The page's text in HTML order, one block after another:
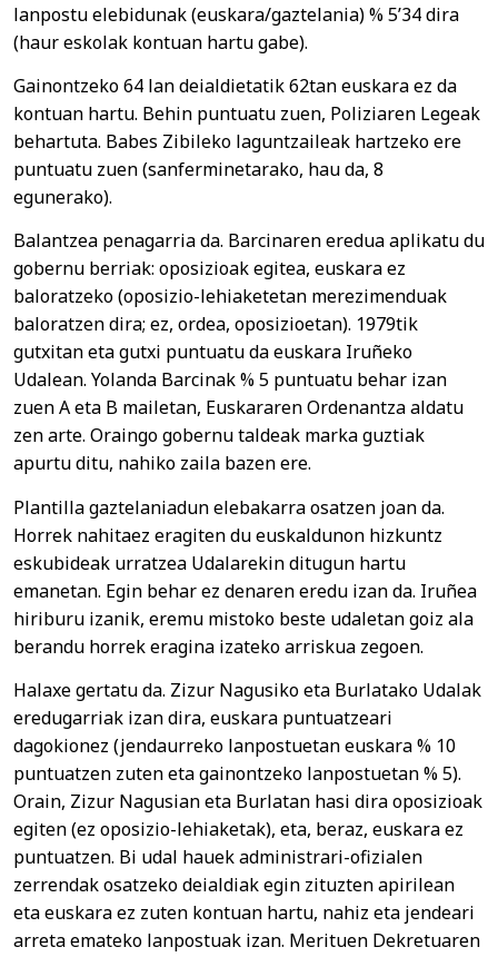
lanpostu elebidunak (euskara/gaztelania) % 5’34 dira
(haur eskolak kontuan hartu gabe).
Gainontzeko 64 lan deialdietatik 62tan euskara ez da
kontuan hartu. Behin puntuatu zuen, Poliziaren Legeak
behartuta. Babes Zibileko laguntzaileak hartzeko ere
puntuatu zuen (sanferminetarako, hau da, 8
egunerako).
Balantzea penagarria da. Barcinaren eredua aplikatu du
gobernu berriak: oposizioak egitea, euskara ez
baloratzeko (oposizio-lehiaketetan merezimenduak
baloratzen dira; ez, ordea, oposizioetan). 1979tik
gutxitan eta gutxi puntuatu da euskara Iruñeko
Udalean. Yolanda Barcinak % 5 puntuatu behar izan
zuen A eta B mailetan, Euskararen Ordenantza aldatu
zen arte. Oraingo gobernu taldeak marka guztiak
apurtu ditu, nahiko zaila bazen ere.
Plantilla gaztelaniadun elebakarra osatzen joan da.
Horrek nahitaez eragiten du euskaldunon hizkuntz
eskubideak urratzea Udalarekin ditugun hartu
emanetan. Egin behar ez denaren eredu izan da. Iruñea
hiriburu izanik, eremu mistoko beste udaletan goiz ala
berandu horrek eragina izateko arriskua zegoen.
Halaxe gertatu da. Zizur Nagusiko eta Burlatako Udalak
eredugarriak izan dira, euskara puntuatzeari
dagokionez (jendaurreko lanpostuetan euskara % 10
puntuatzen zuten eta gainontzeko lanpostuetan % 5).
Orain, Zizur Nagusian eta Burlatan hasi dira oposizioak
egiten (ez oposizio-lehiaketak), eta, beraz, euskara ez
puntuatzen. Bi udal hauek administrari-ofizialen
zerrendak osatzeko deialdiak egin zituzten apirilean
eta euskara ez zuten kontuan hartu, nahiz eta jendeari
arreta emateko lanpostuak izan. Merituen Dekretuaren